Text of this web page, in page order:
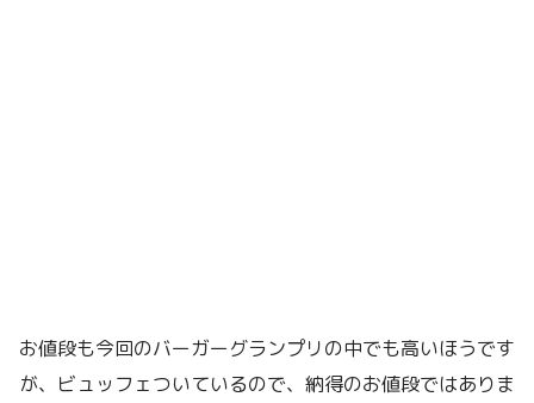
お値段も今回のバーガーグランプリの中でも高いほうです
が、ビュッフェついているので、納得のお値段ではありま